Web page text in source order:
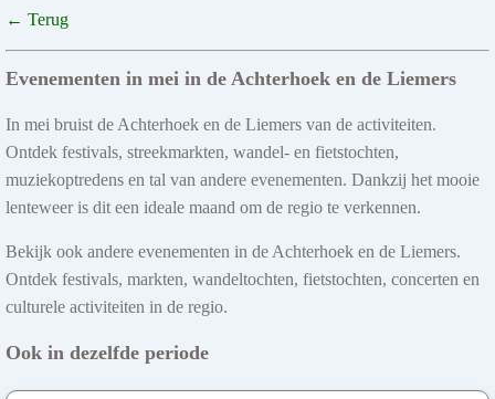
← Terug
Evenementen in mei in de Achterhoek en de Liemers
In mei bruist de Achterhoek en de Liemers van de activiteiten.
Ontdek festivals, streekmarkten, wandel- en fietstochten,
muziekoptredens en tal van andere evenementen. Dankzij het mooie
lenteweer is dit een ideale maand om de regio te verkennen.
Bekijk ook andere evenementen in de Achterhoek en de Liemers.
Ontdek festivals, markten, wandeltochten, fietstochten, concerten en
culturele activiteiten in de regio.
Ook in dezelfde periode